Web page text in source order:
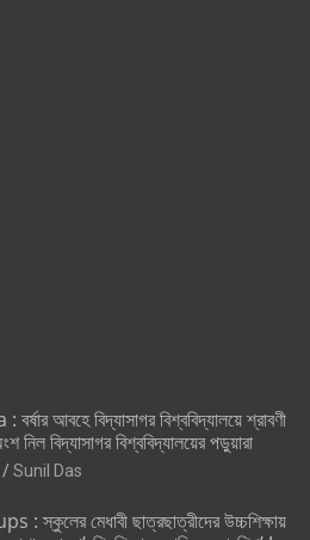
আবহে বিদ্যাসাগর বিশ্ববিদ্যালয়ে শ্রাবণী
নিল বিদ্যাসাগর বিশ্ববিদ্যালয়ের পড়ুয়ারা
Sunil Das
মেধাবী ছাত্রছাত্রীদের উচ্চশিক্ষায়